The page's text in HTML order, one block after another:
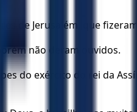
de Jerusalém, que
não deram ouvidos.
do exército do rei da